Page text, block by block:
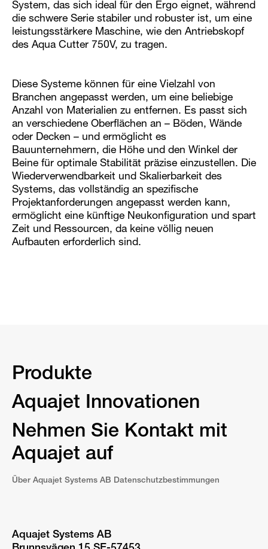
System, das sich ideal für den Ergo eignet, während
die schwere Serie stabiler und robuster ist, um eine
leistungsstärkere Maschine, wie den Antriebskopf
des Aqua Cutter 750V, zu tragen.
Diese Systeme können für eine Vielzahl von
Branchen angepasst werden, um eine beliebige
Anzahl von Materialien zu entfernen. Es passt sich
an verschiedene Oberflächen an – Böden, Wände
oder Decken – und ermöglicht es
Bauunternehmern, die Höhe und den Winkel der
Beine für optimale Stabilität präzise einzustellen. Die
Wiederverwendbarkeit und Skalierbarkeit des
Systems, das vollständig an spezifische
Projektanforderungen angepasst werden kann,
ermöglicht eine künftige Neukonfiguration und spart
Zeit und Ressourcen, da keine völlig neuen
Aufbauten erforderlich sind.
Produkte
Aquajet Innovationen
Nehmen Sie Kontakt mit
Aquajet auf
Über Aquajet Systems AB Datenschutzbestimmungen
Aquajet Systems AB